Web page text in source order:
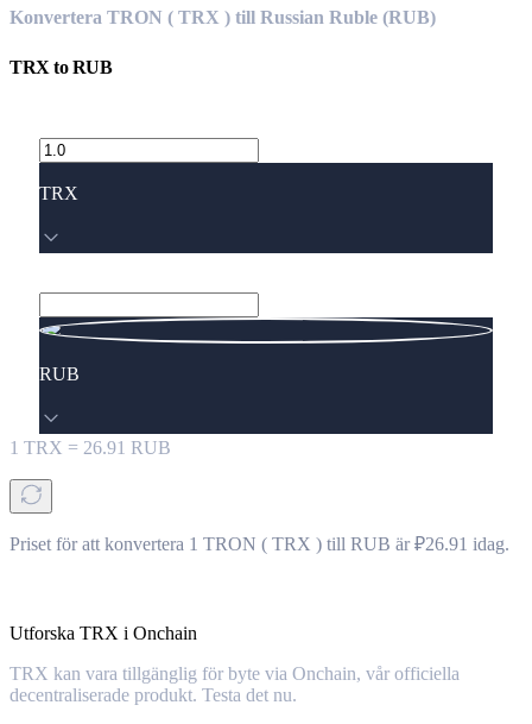
Konvertera TRON ( TRX ) till Russian Ruble (RUB)
TRX toRUB
TRX
RUB
1 TRX = 26.91 RUB
Priset för att konvertera 1 TRON ( TRX ) till RUB är ₽26.91 idag.
Utforska TRX i Onchain
TRX kan vara tillgänglig för byte via Onchain, vår officiella
decentraliserade produkt. Testa det nu.